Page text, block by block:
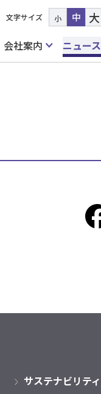
文字サイズ 小 中 大
会社案内
ニュース
サステナビリティ